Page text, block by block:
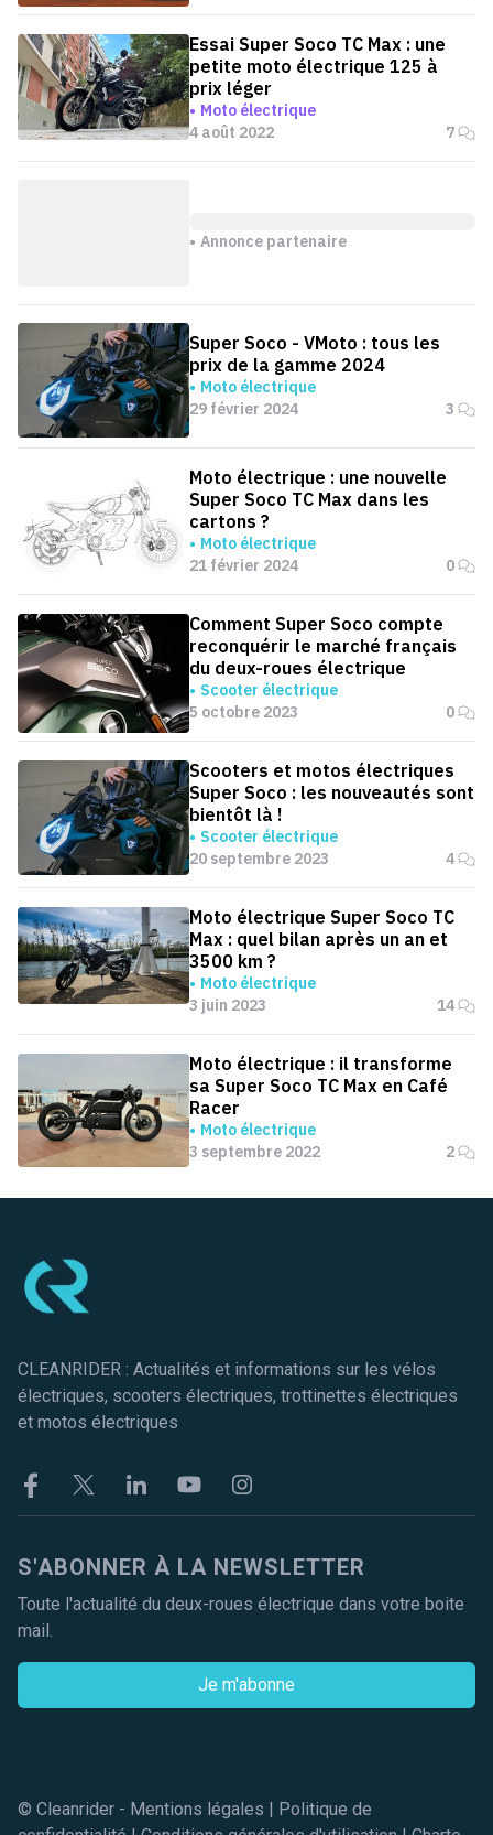
Essai Super Soco TC Max : une
petite moto électrique 125 à
prix léger
Moto électrique
4 août 2022
7
Annonce partenaire
Super Soco - VMoto : tous les
prix de la gamme 2024
Moto électrique
29 février 2024
3
Moto électrique : une nouvelle
Super Soco TC Max dans les
cartons ?
Moto électrique
21 février 2024
0
Comment Super Soco compte
reconquérir le marché français
du deux-roues électrique
Scooter électrique
5 octobre 2023
0
Scooters et motos électriques
Super Soco : les nouveautés sont
bientôt là !
Scooter électrique
20 septembre 2023
4
Moto électrique Super Soco TC
Max : quel bilan après un an et
3500 km ?
Moto électrique
3 juin 2023
14
Moto électrique : il transforme
sa Super Soco TC Max en Café
Racer
Moto électrique
3 septembre 2022
2
CLEANRIDER : Actualités et informations sur les vélos
électriques, scooters électriques, trottinettes électriques
et motos électriques
FacebookTwitter LinkekinYoutubeInstagram
S'ABONNER À LA NEWSLETTER
Toute l'actualité du deux-roues électrique dans votre boite
mail.
Je m'abonne
© Cleanrider - Mentions légales | Politique de